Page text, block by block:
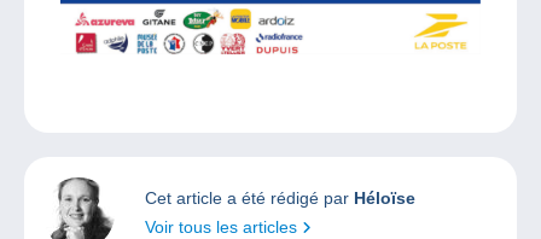
Cet article a été rédigé par Héloïse
Voir tous les articles